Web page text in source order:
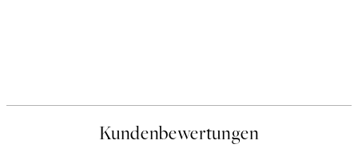
Kundenbewertungen